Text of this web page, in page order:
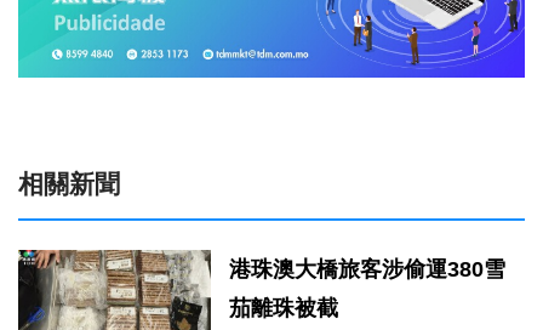
相關新聞
港珠澳大橋旅客涉偷運380雪
茄離珠被截